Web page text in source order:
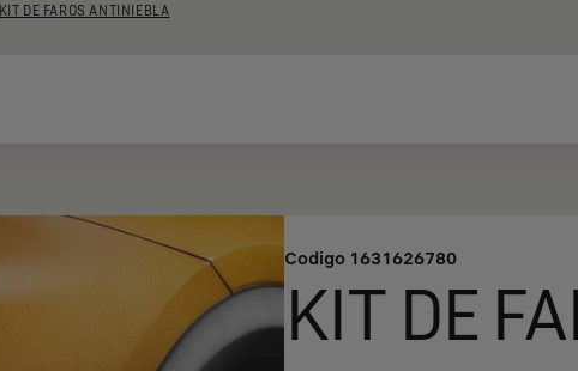
KIT DE FAROS ANTINIEBLA
Codigo 1631626780
KIT DE